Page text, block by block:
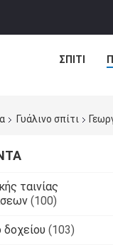
ΣΠΊΤΙ
Γυάλινο σπίτι
ταινίας
(100)
(103)